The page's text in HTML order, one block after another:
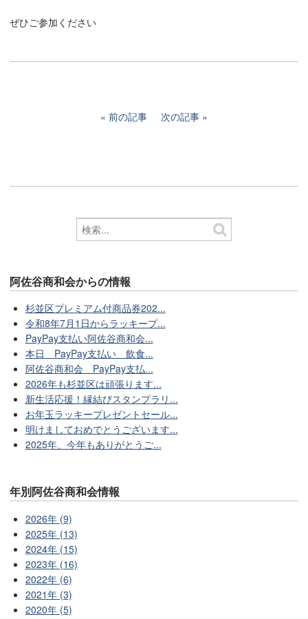
ぜひご参加ください
前の記事 次の記事
阿佐谷商和会からの情報
杉並区プレミアム付商品券202...
令和8年7月1日からラッキープ...
PayPay支払い阿佐谷商和会...
本日 PayPay支払い 飲食...
阿佐谷商和会 PayPay支払...
2026年も杉並区は頑張ります...
新生活応援！縁結びスタンプラリ...
お年玉ラッキープレゼントセール...
明けましておめでとうございます...
2025年、今年もありがとうご...
年別阿佐谷商和会情報
2026年 (9)
2025年 (13)
2024年 (15)
2023年 (16)
2022年 (6)
2021年 (3)
2020年 (5)